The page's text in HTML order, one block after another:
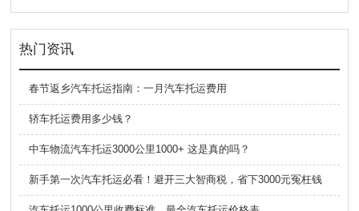
热门资讯
春节返乡汽车托运指南：一月汽车托运费用
轿车托运费用多少钱？
中车物流汽车托运3000公里1000+ 这是真的吗？
新手第一次汽车托运必看！避开三大智商税，省下3000元冤枉钱